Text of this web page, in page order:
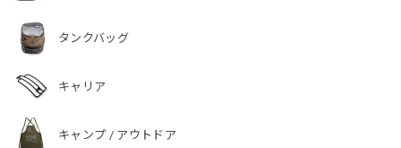
タンクバッグ
キャリア
キャンプ / アウトドア